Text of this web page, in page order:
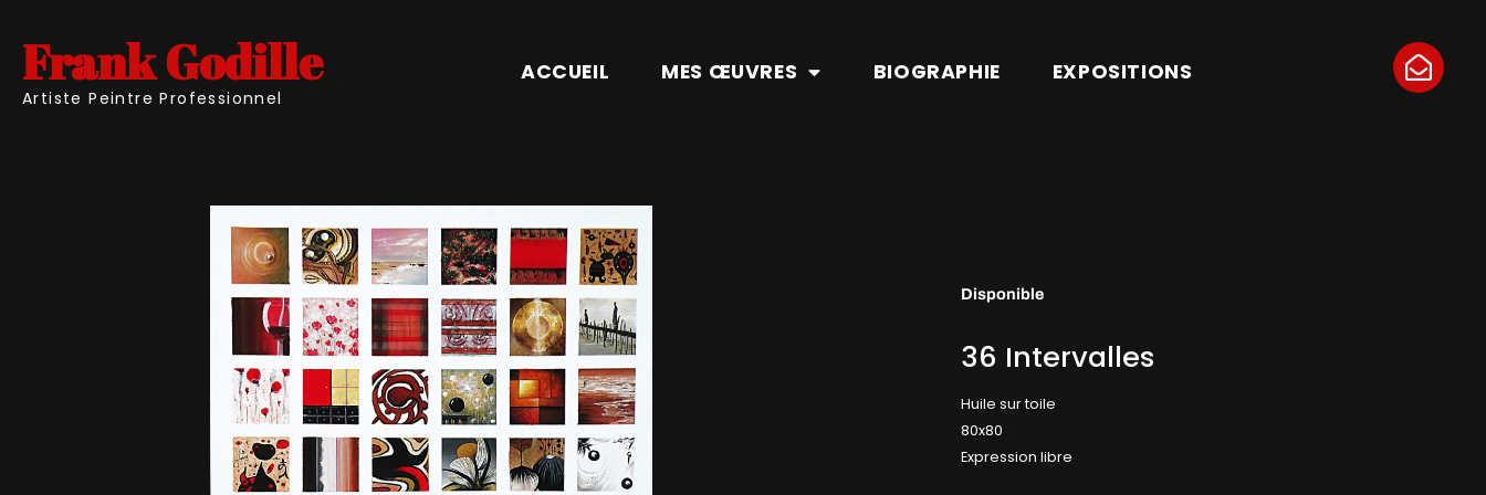
Frank Godille
Artiste Peintre Professionnel
ACCUEIL MES ŒUVRES BIOGRAPHIE EXPOSITIONS
Disponible
36 Intervalles
Huile sur toile
80x80
Expression libre